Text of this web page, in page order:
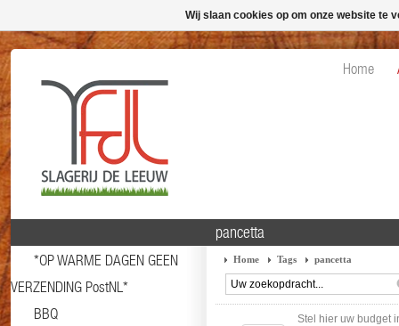
Home
*OP WARME DAGEN GEEN
VERZENDING PostNL*
BBQ
pancetta
Home Tags pancetta
Stel hier uw budget
Wij slaan cookies op om onze website te